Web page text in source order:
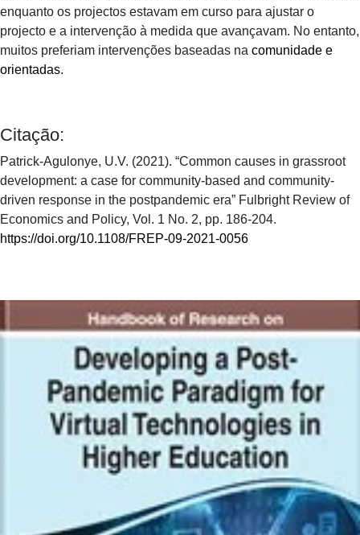
enquanto os projectos estavam em curso para ajustar o
projecto e a intervenção à medida que avançavam. No entanto,
muitos preferiam intervenções baseadas na comunidade e
orientadas.
Citação:
Patrick-Agulonye, U.V. (2021). “Common causes in grassroot
development: a case for community-based and community-
driven response in the postpandemic era” Fulbright Review of
Economics and Policy, Vol. 1 No. 2, pp. 186-204.
https://doi.org/10.1108/FREP-09-2021-0056